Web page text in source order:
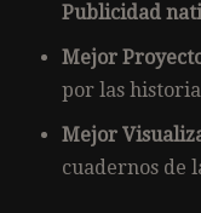
Publicidad
Mejor
por las
Mejor
cuadernos de